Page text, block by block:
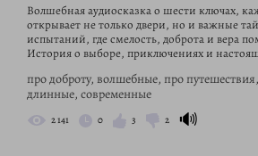
Волшебная аудиосказка о шести ключах,
открывает не только двери, но и важные
испытаний, где смелость, доброта и вера
История о выборе, приключениях и
про доброту, волшебные, про
длинные, современные
2 141 0 3 2 🔊